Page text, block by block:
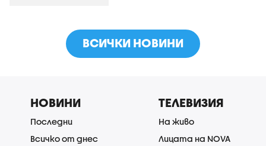
ВСИЧКИ НОВИНИ
НОВИНИ
Последни
Всичко от днес
ТЕЛЕВИЗИЯ
На живо
Лицата на NOVA